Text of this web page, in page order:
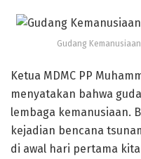
Gudang
Ketua MDMC PP
menyatakan bahwa
lembaga kemanusiaan.
kejadian bencana
di awal hari pertama